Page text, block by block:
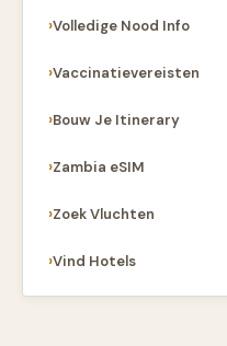
Volledige Nood Info
Vaccinatievereisten
Bouw Je Itinerary
Zambia eSIM
Zoek Vluchten
Vind Hotels